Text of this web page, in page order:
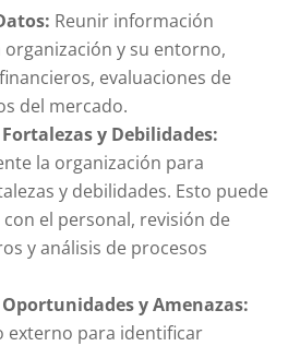
Reunir información
y su entorno,
evaluaciones de
del mercado.
y Debilidades:
la organización para
y debilidades. Esto puede
el personal, revisión de
y análisis de procesos
y Amenazas:
externo para identificar